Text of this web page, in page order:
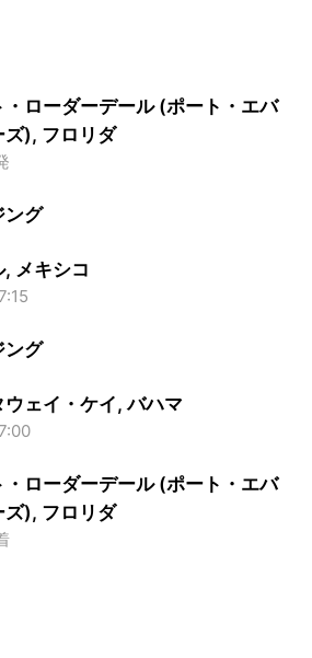
・ローダーデール (ポート・エバ
ズ), フロリダ
ング
, メキシコ
ング
ウェイ・ケイ, バハマ
・ローダーデール (ポート・エバ
ズ), フロリダ